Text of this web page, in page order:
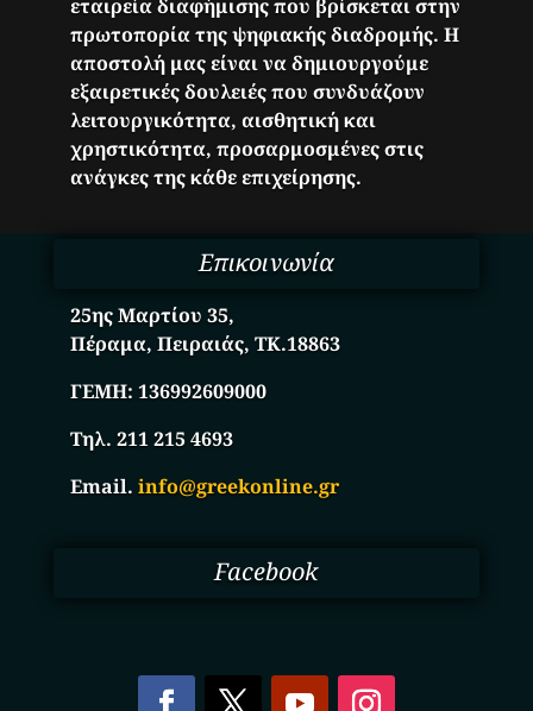
εταιρεία διαφήμισης που βρίσκεται στην
πρωτοπορία της ψηφιακής διαδρομής. Η
αποστολή μας είναι να δημιουργούμε
εξαιρετικές δουλειές που συνδυάζουν
λειτουργικότητα, αισθητική και
χρηστικότητα, προσαρμοσμένες στις
ανάγκες της κάθε επιχείρησης.
Επικοινωνία
25ης Μαρτίου 35,
Πέραμα, Πειραιάς, ΤΚ.18863
ΓΕΜΗ:136992609000
Τηλ. 211 215 4693
Email.info@greekonline.gr
Facebook